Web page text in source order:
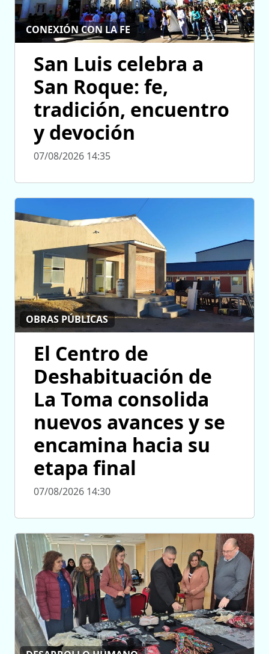
CONEXIÓN CON LA FE
San Luis celebra a
San Roque: fe,
tradición, encuentro
y devoción
07/08/2026 14:35
OBRAS PÚBLICAS
El Centro de
Deshabituación de
La Toma consolida
nuevos avances y se
encamina hacia su
etapa final
07/08/2026 14:30